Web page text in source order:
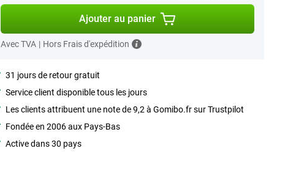
Ajouter au panier
Avec TVA | Hors Frais d'expédition
31 jours de retour gratuit
Service client disponible tous les jours
Les clients attribuent une note de 9,2 à Gomibo.fr sur Trustpilot
Fondée en 2006 aux Pays-Bas
Active dans 30 pays